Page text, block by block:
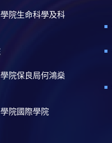
院生命科學及科
院保良局何鴻燊
院國際學院